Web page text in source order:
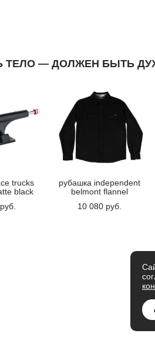
ТЕЛО — ДОЛЖЕН БЫТЬ
trucks
black
рубашка independent
belmont flannel
10 080 pуб.